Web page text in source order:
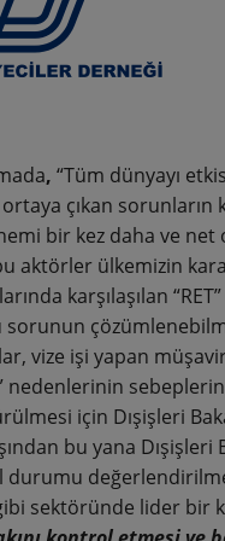
, “Tüm dünyayı
çıkan sorunların
bir kez daha ve net
aktörler ülkemizin
karşılaşılan
vize işi yapan
nedenlerinin
için Dışişleri
bu yana Dışişleri
sektöründe lider bir